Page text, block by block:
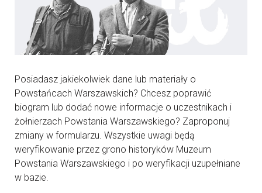
Posiadasz jakiekolwiek dane lub materiały o
Powstańcach Warszawskich? Chcesz poprawić
biogram lub dodać nowe informacje o uczestnikach i
żołnierzach Powstania Warszawskiego? Zaproponuj
zmiany w formularzu. Wszystkie uwagi będą
weryfikowanie przez grono historyków Muzeum
Powstania Warszawskiego i po weryfikacji uzupełniane
w bazie.